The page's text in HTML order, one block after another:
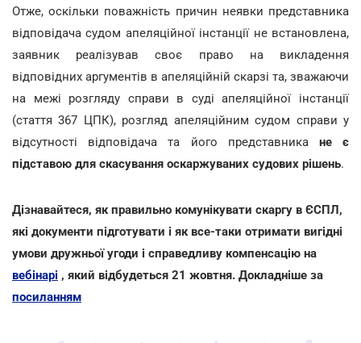
Отже, оскільки поважність причин неявки представника
відповідача судом апеляційної інстанції не встановлена,
заявник реалізував своє право на викладення
відповідних аргументів в апеляційній скарзі та, зважаючи
на межі розгляду справи в суді апеляційної інстанції
(стаття 367 ЦПК), розгляд апеляційним судом справи у
відсутності відповідача та його представникане є
підставою для скасування оскаржуваних судових рішень.
Дізнавайтеся, як правильно комунікувати скаргу в ЄСПЛ,
які документи підготувати і як все-таки отримати вигідні
умови дружньої угоди і справедливу компенсацію на
вебінарі , який відбудеться 21 жовтня. Докладніше за
посиланням